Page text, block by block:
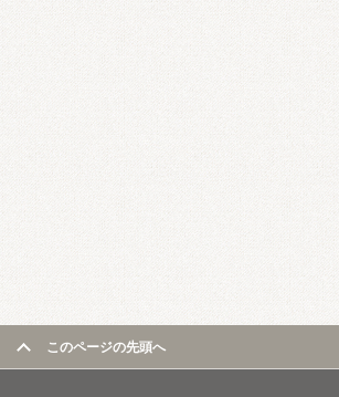
このページの先頭へ